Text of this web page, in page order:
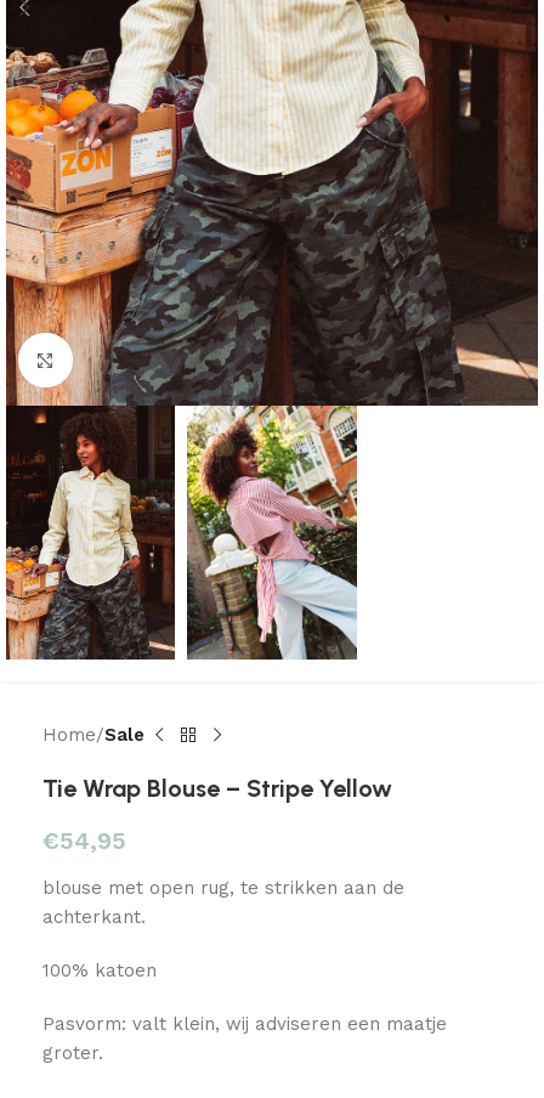
Click to enlarge
Home Sale
Tie Wrap Blouse – Stripe Yellow
€54,95
blouse met open rug, te strikken aan de
achterkant.
100% katoen
Pasvorm: valt klein, wij adviseren een maatje
groter.